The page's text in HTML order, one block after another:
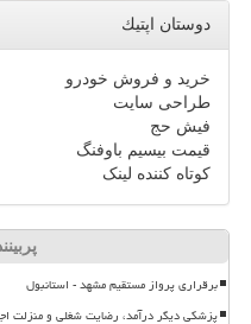
دوستان اپتیك
خرید و فروش خودرو
طراحی سایت
فیش حج
قیمت بیسیم باوفنگ
کوتاه کننده لینک
برقراری پرواز مستقیم مشهد - استانبول
پزشکی دیگر درآمد، رضایت شغلی و منزلت